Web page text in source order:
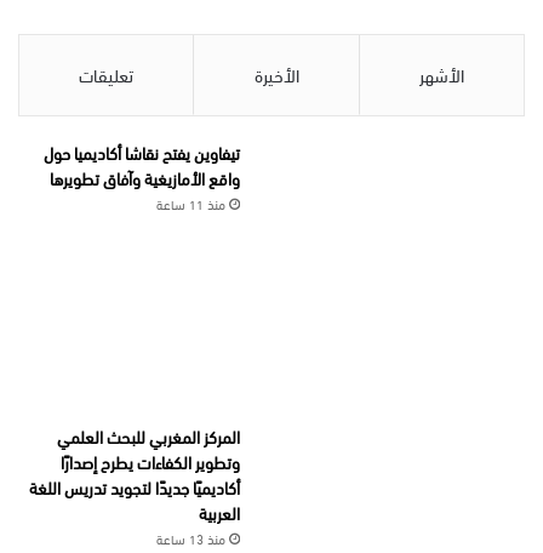
الأشهر الأخيرة تعليقات
تيفاوين يفتح نقاشا أكاديميا حول
واقع الأمازيغية وآفاق تطويرها
منذ 11 ساعة
المركز المغربي للبحث العلمي
وتطوير الكفاءات يطرح إصدارًا
أكاديميًا جديدًا لتجويد تدريس اللغة
العربية
منذ 13 ساعة